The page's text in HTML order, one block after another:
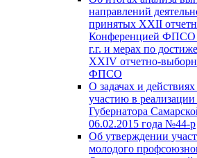
направлений
принятых XXII
Конференцией ФПСО
г.г. и мерах по
XXIV отчетно-
ФПСО
О задачах и
участию в
Губернатора
06.02.2015 года №44-р
Об утверждении
молодого